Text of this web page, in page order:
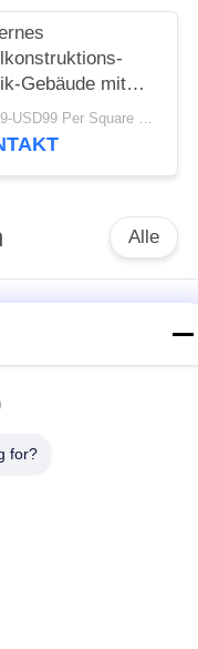
Gebäude mit
Bau
USD29-USD99 Per Square Meter MOQ:500 Quadratmeter
Alle
for?